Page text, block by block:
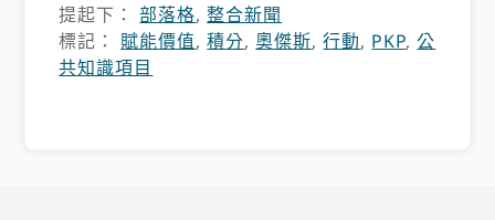
提起下：部落格,整合新聞
標記： 賦能價值,積分,奧傑斯,行動, PKP,公
共知識項目